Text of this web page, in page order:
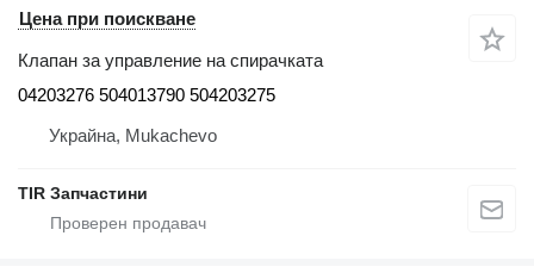
Цена при поискване
Клапан за управление на спирачката
04203276 504013790 504203275
Украйна, Mukachevo
TIR Запчастини